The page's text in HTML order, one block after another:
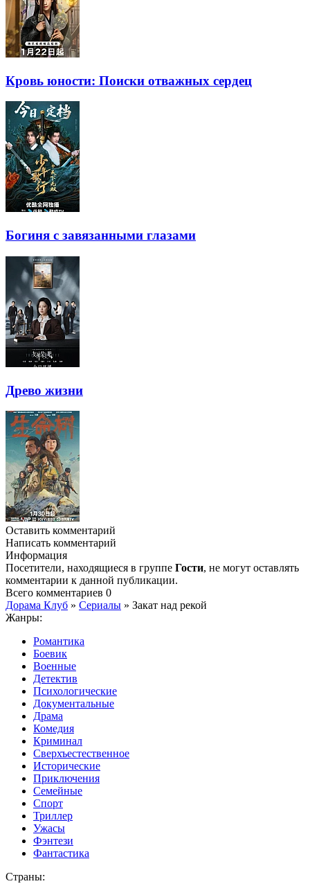
Кровь юности: Поиски отважных сердец
Богиня с завязанными глазами
Древо жизни
Оставить комментарий
Написать комментарий
Информация
Посетители, находящиеся в группе Гости, не могут оставлять
комментарии к данной публикации.
Всего комментариев 0
Дорама Клуб » Сериалы » Закат над рекой
Жанры:
Романтика
Боевик
Военные
Детектив
Психологические
Документальные
Драма
Комедия
Криминал
Сверхъестественное
Исторические
Приключения
Семейные
Спорт
Триллер
Ужасы
Фэнтези
Фантастика
Страны: